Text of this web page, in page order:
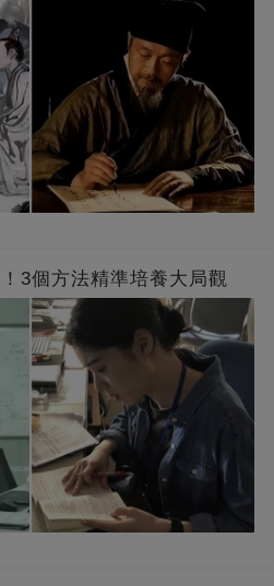
3個方法精準培養大局觀